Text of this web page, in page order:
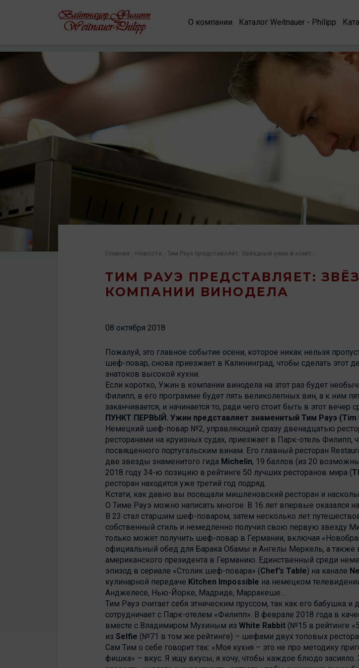
О компании Каталог Weitnauer - Philipp
ТИМ РАУЭ ПРЕДСТАВЛЯЕТ:
КОМПАНИИ ВИНОДЕЛА
Главная Новости Тим Рауэ представляет: Звёздный ужин в компании винодела
08 октября 2018
Пожалуй, это главное событие осени, которое никак нельзя
шеф-повар, снова приезжает в Калининград, чтобы сделать этот
знатоков высокой кухни.
Если коротко, Ужин в компании винодела на этот раз будет
Филипп, в его программе будет пять великолепных вин, а к ним
заканчивается, и начинается то, ради чего стоит быть в этот вечер
ПУНКТ ПЕРВЫЙ. Ужин представляет знаменитый Тим Рауэ (Tim
Немецкий шеф-повар №2, управляющий сразу двенадцатью
ресторанами на круизных судах, приезжает в Парк-отель Филипп,
посвященного португальским винам. Его главный ресторан
две звезды знаменитого гида Michelin, 19 баллов (из 20
2018 году 34-ю позицию в рейтинге 50 лучших ресторанов мира (
ресторан находится уже третий год подряд.
Кстати, как давно вы посещали мишленовский ресторан и
О Тиме Рауэ можно написать многое. В 16 лет впервые оказался
В 23 стал старшим шеф-поваром, затем несколько лет
собственный стиль и немедленно получил свою первую звезду
только может получить шеф-повар в Германии, включая
официальный обед для Барака Обамы и Ангелы Меркель, а также
американского президента в Германию. Единственный среди
эпизод в сериале «Столик шеф-повара» (Chef’s Table) на канале
кулинарной передаче Kitchen Impossible на немецком
Анджелесе, Нью-Йорке, Мадриде, Марракеше…
Тим Рауэ считает себя этническим пруссом, так как его бабушка
сотрудничает с Парк-отелем «Филипп». В феврале 2018 года в
вместе с Владимиром Мухиным из White Rabbit (№15 в рейтинге
из Selfie (№71 в том же рейтинге) – шефами двух топовых
Сам Тим о себе говорит так: «Моя кухня – это не про методику
фишка» – вкус. Я ищу вкусы, я хочу, чтобы каждое блюдо засияло.